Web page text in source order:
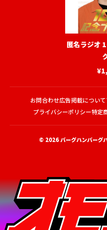
匿名ラジオ
お問合わせ広告掲載について
プライバシーポリシー特定
© 2026バーグハンバーグ